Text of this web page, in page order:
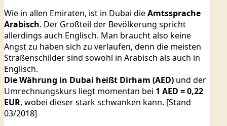
Wie in allen Emiraten, ist in Dubai dieAmtssprache
Arabisch. Der Großteil der Bevölkerung spricht
allerdings auch Englisch. Man braucht also keine
Angst zu haben sich zu verlaufen, denn die meisten
Straßenschilder sind sowohl in Arabisch als auch in
Englisch.
Die Währung in Dubai heißt Dirham (AED) und der
Umrechnungskurs liegt momentan bei 1 AED = 0,22
EUR, wobei dieser stark schwanken kann. [Stand
03/2018]